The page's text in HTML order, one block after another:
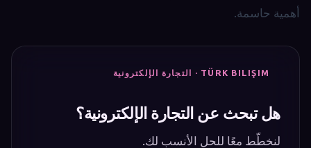
أهمية حاسمة.
TÜRK BILIŞIM · التجارة الإلكترونية
هل تبحث عن التجارة الإلكترونية؟
لنخطّط معًا للحل الأنسب لك.